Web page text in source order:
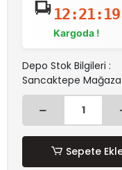
12:21:19
Kargoda !
Depo Stok Bilgileri :
Sancaktepe
Sepete